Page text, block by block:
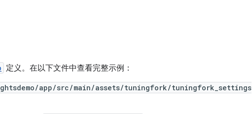
定义。在以下文件中查看完整示例：
app/src/main/assets/tuningfork/tuningfork_settings